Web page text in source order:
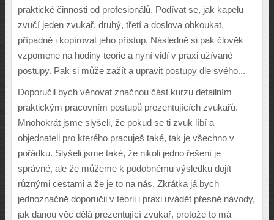
praktické činnosti od profesionálů. Podívat se, jak kapelu
zvučí jeden zvukař, druhý, třetí a doslova obkoukat,
případně i kopírovat jeho přístup. Následně si pak člověk
vzpomene na hodiny teorie a nyní vidí v praxi užívané
postupy. Pak si může zažít a upravit postupy dle svého...
Doporučil bych věnovat značnou část kurzu detailním
praktickým pracovním postupů prezentujících zvukařů.
Mnohokrát jsme slyšeli, že pokud se ti zvuk líbí a
objednateli pro kterého pracuješ také, tak je všechno v
pořádku. Slyšeli jsme také, že nikoli jedno řešení je
správné, ale že můžeme k podobnému výsledku dojít
různými cestami a že je to na nás. Zkrátka já bych
jednoznačně doporučil v teorii i praxi uvádět přesné návody,
jak danou věc dělá prezentující zvukař, protože to má